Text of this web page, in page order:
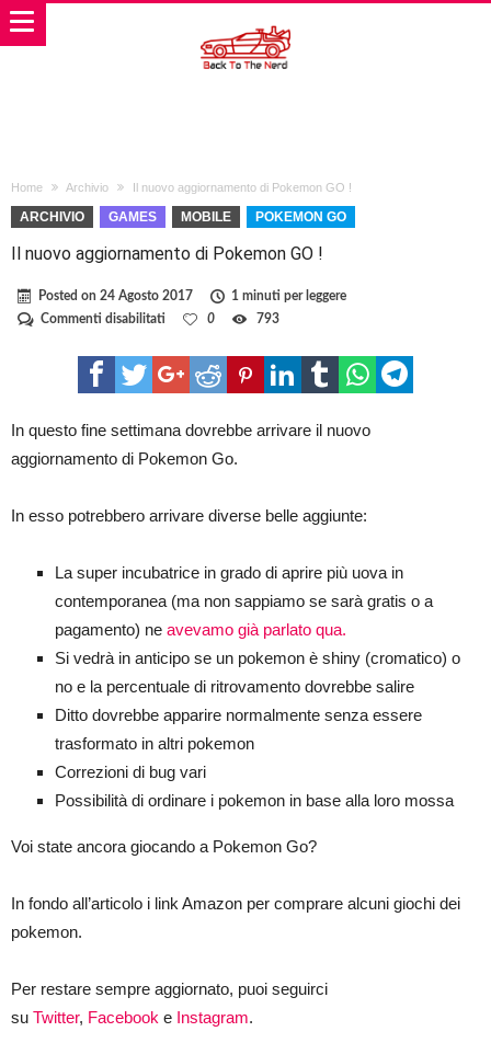
Home Archivio Il nuovo aggiornamento di Pokemon GO !
ARCHIVIO GAMES MOBILE POKEMON GO
Il nuovo aggiornamento di Pokemon GO !
Posted on 24 Agosto 2017
1 minuti per leggere
Commenti disabilitati
aggiornamento
!
0 793
In questo fine settimana dovrebbe arrivare il nuovo
aggiornamento di Pokemon Go.
In esso potrebbero arrivare diverse belle aggiunte:
La super incubatrice in grado di aprire più uova in
contemporanea (ma non sappiamo se sarà gratis o a
pagamento) ne avevamo già parlato qua.
Si vedrà in anticipo se un pokemon è shiny (cromatico) o
no e la percentuale di ritrovamento dovrebbe salire
Ditto dovrebbe apparire normalmente senza essere
trasformato in altri pokemon
Correzioni di bug vari
Possibilità di ordinare i pokemon in base alla loro mossa
Voi state ancora giocando a Pokemon Go?
In fondo all’articolo i link Amazon per comprare alcuni giochi dei
pokemon.
Per restare sempre aggiornato, puoi seguirci
su Twitter, Facebook e Instagram.